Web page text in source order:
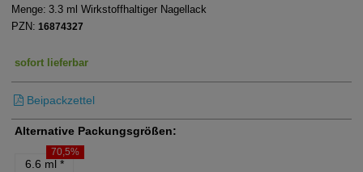
Menge: 3.3 ml Wirkstoffhaltiger Nagellack
PZN: 16874327
sofort lieferbar
Beipackzettel
Alternative Packungsgrößen:
6.6 ml *
70,5%